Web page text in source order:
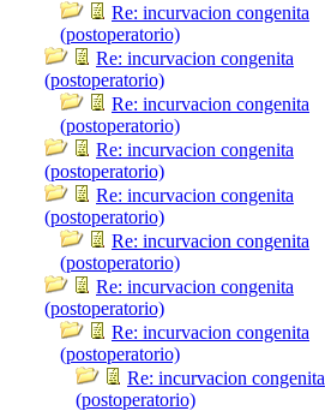
Re: incurvacion congenita
(postoperatorio)
Re: incurvacion congenita
(postoperatorio)
Re: incurvacion congenita
(postoperatorio)
Re: incurvacion congenita
(postoperatorio)
Re: incurvacion congenita
(postoperatorio)
Re: incurvacion congenita
(postoperatorio)
Re: incurvacion congenita
(postoperatorio)
Re: incurvacion congenita
(postoperatorio)
Re: incurvacion congenita
(postoperatorio)